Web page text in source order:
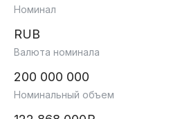
Номинал
RUB
Валюта номинала
200 000 000
Номинальный объем